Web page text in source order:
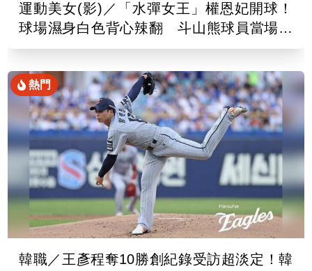
運動美女(影)／「水彈女王」權恩妃開球！
球場濕身白色背心辣翻 斗山熊球員當場看
傻
熱門
韓職／王彥程奪10勝創紀錄受訪超淡定！韓